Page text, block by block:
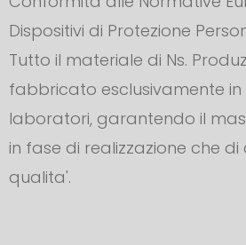
Dispositivi di Protezione
Tutto il materiale di Ns.
fabbricato esclusivamente in
laboratori, garantendo il
in fase di realizzazione che
qualita'.